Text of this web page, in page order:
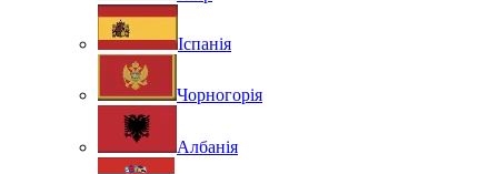
Іспанія
Чорногорія
Албанія